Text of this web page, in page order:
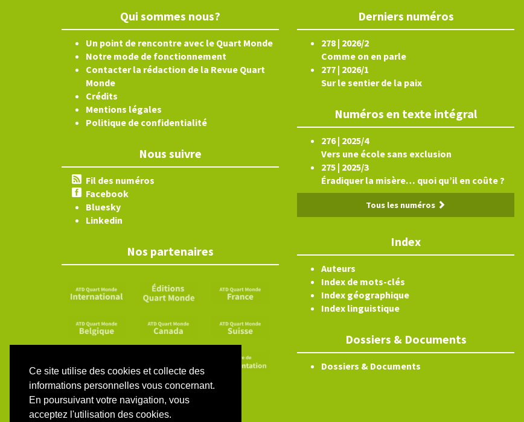
Ce site utilise des cookies et collecte des
informations personnelles vous concernant.
En poursuivant votre navigation, vous
acceptez l'utilisation des cookies.
Qui sommes nous?
Un point de rencontre avec le Quart Monde
Notre mode de fonctionnement
Contacter la rédaction de la Revue Quart
Monde
Crédits
Mentions légales
Politique de confidentialité
Nous suivre
Fil des numéros
Facebook
Bluesky
Linkedin
Nos partenaires
Derniers numéros
278 | 2026/2
Comme on en parle
277 | 2026/1
Sur le sentier de la paix
Numéros en texte intégral
276 | 2025/4
Vers une école sans exclusion
275 | 2025/3
Éradiquer la misère… quoi qu’il en coûte ?
Tous les numéros
Index
Auteurs
Index de mots-clés
Index géographique
Index linguistique
Dossiers & Documents
Dossiers & Documents